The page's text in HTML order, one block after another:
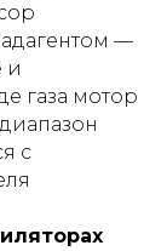
—
и
газа мотор
с